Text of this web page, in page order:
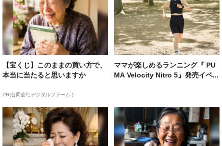
【宝くじ】このままの買い方で、
本当に当たると思いますか
PR(合同会社デジタルファーム )
ママが楽しめるランニング『 PU
MA Velocity Nitro 5』発売イベ...